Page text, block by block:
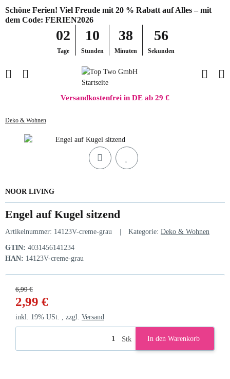
Schöne Ferien! Viel Freude mit 20 % Rabatt auf Alles – mit
dem Code: FERIEN2026
02
Tage
10
Stunden
38
Minuten
55
Sekunden
Versandkostenfrei in DE ab 29 €
Deko & Wohnen
NOOR LIVING
Engel auf Kugel sitzend
Artikelnummer: 14123V-creme-grau Kategorie: Deko & Wohnen
GTIN: 4031456141234
HAN: 14123V-creme-grau
6,99 €
2,99 €
inkl. 19% USt. , zzgl. Versand
Stk In den Warenkorb